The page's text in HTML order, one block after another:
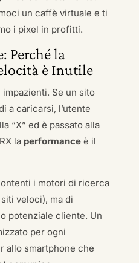
un caffè virtuale e ti
i pixel in profitti.
Perché la
è Inutile
Se un sito
a caricarsi, l’utente
“X” ed è passato alla
la performanceè il
i motori di ricerca
veloci), ma di
potenziale cliente. Un
per ogni
allo smartphone che